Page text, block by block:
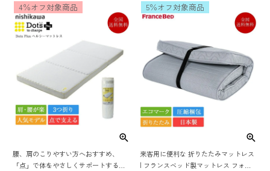
10cm
腰、肩のこりやすい方へおすすめ、
「点」で体をやさしくサポートするマ
4％オフ対象商品
来客用に便利な 折りたたみマットレス
| フランスベッド製マットレス フォー
5％オフ対象商品